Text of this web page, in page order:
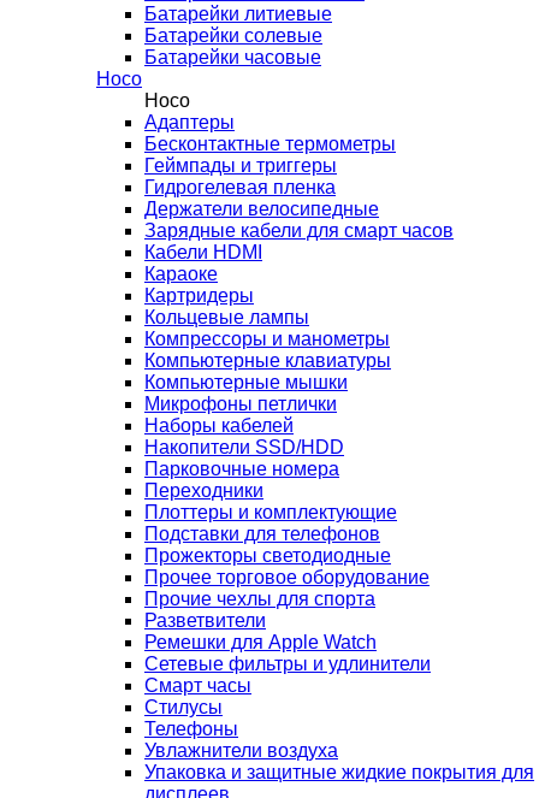
Батарейки литиевые
Батарейки солевые
Батарейки часовые
Hoco
Hoco
Адаптеры
Бесконтактные термометры
Геймпады и триггеры
Гидрогелевая пленка
Держатели велосипедные
Зарядные кабели для смарт часов
Кабели HDMI
Караоке
Картридеры
Кольцевые лампы
Компрессоры и манометры
Компьютерные клавиатуры
Компьютерные мышки
Микрофоны петлички
Наборы кабелей
Накопители SSD/HDD
Парковочные номера
Переходники
Плоттеры и комплектующие
Подставки для телефонов
Прожекторы светодиодные
Прочее торговое оборудование
Прочие чехлы для спорта
Разветвители
Ремешки для Apple Watch
Сетевые фильтры и удлинители
Смарт часы
Стилусы
Телефоны
Увлажнители воздуха
Упаковка и защитные жидкие покрытия для
дисплеев